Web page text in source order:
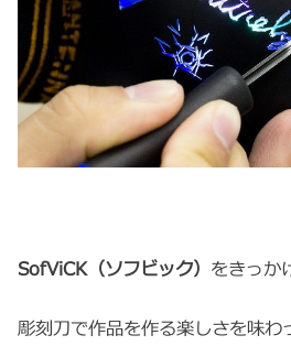
SofViCK（ソフビック） をきっか
彫刻刀で作品を作る楽しさを味わ